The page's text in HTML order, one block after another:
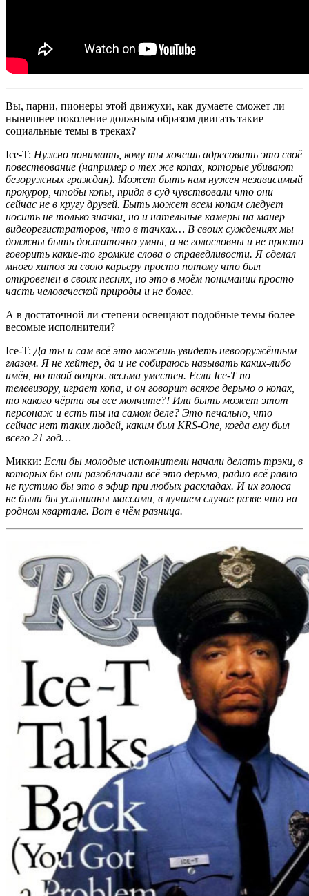
Вы, парни, пионеры этой движухи, как думаете сможет ли
нынешнее поколение должным образом двигать такие
социальные темы в треках?
Ice-T: Нужно понимать, кому ты хочешь адресовать это своё
повествование (например о тех же копах, которые убивают
безоружных граждан). Может быть нам нужен независимый
прокурор, чтобы копы, придя в суд чувствовали что они
сейчас не в кругу друзей. Быть может всем копам следует
носить не только значки, но и нательные камеры на манер
видеорегистраторов, что в тачках… В своих суждениях мы
должны быть достаточно умны, а не голословны и не просто
говорить какие-то громкие слова о справедливости. Я сделал
много хитов за свою карьеру просто потому что был
откровенен в своих песнях, но это в моём понимании просто
часть человеческой природы и не более.
А в достаточной ли степени освещают подобные темы более
весомые исполнители?
Ice-T: Да ты и сам всё это можешь увидеть невооружённым
глазом. Я не хейтер, да и не собираюсь называть каких-либо
имён, но твой вопрос весьма уместен. Если Ice-Tпо
телевизору, играет копа, и он говорит всякое дерьмо о копах,
то какого чёрта вы все молчите?! Или быть может этот
персонаж и есть ты на самом деле? Это печально, что
сейчас нет таких людей, каким был KRS-One , когда ему был
всего 21 год…
Микки: Если бы молодые исполнители начали делать трэки, в
которых бы они разоблачали всё это дерьмо, радио всё равно
не пустило бы это в эфир при любых раскладах. И их голоса
не были бы услышаны массами, в лучшем случае разве что на
родном квартале. Вот в чём разница.